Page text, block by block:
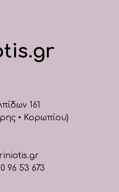
161
• Κορωπίου)
96 53 673